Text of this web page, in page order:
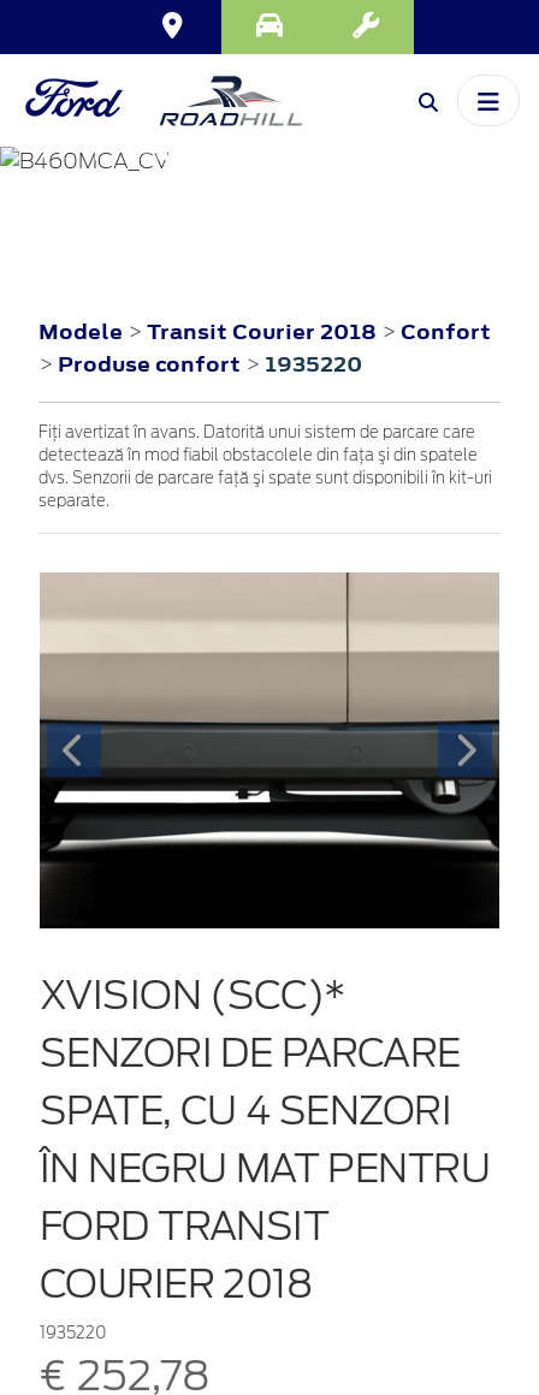
TRANSIT COURIER
Modele > Transit Courier 2018 > Confort
> Produse confort > 1935220
Fiţi avertizat în avans. Datorită unui sistem de parcare care
detectează în mod fiabil obstacolele din faţa şi din spatele
dvs. Senzorii de parcare faţă şi spate sunt disponibili în kit-uri
separate.
XVISION (SCC)*
SENZORI DE PARCARE
SPATE, CU 4 SENZORI
ÎN NEGRU MAT PENTRU
FORD TRANSIT
COURIER 2018
1935220
€ 252,78